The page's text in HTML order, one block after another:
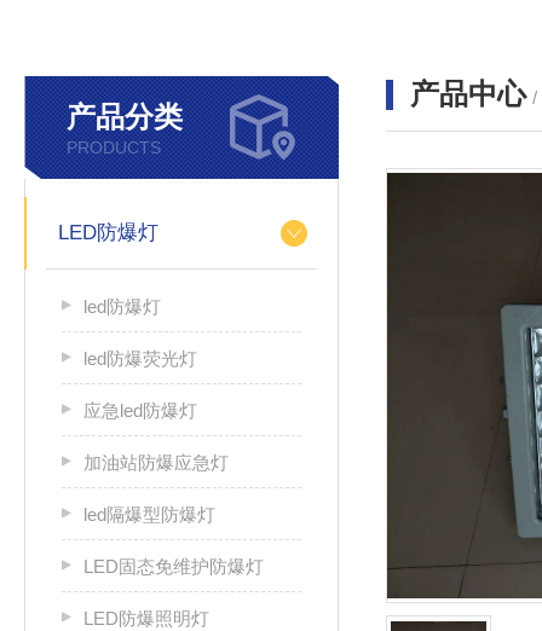
产品分类
PRODUCTS
LED防爆灯
led防爆灯
led防爆荧光灯
应急led防爆灯
加油站防爆应急灯
led隔爆型防爆灯
LED固态免维护防爆灯
LED防爆照明灯
产品中心 /